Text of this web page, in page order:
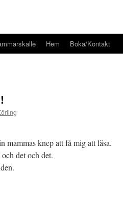
Hem Boka/Kontakt
mammas knep att få mig att läsa.
det och det.